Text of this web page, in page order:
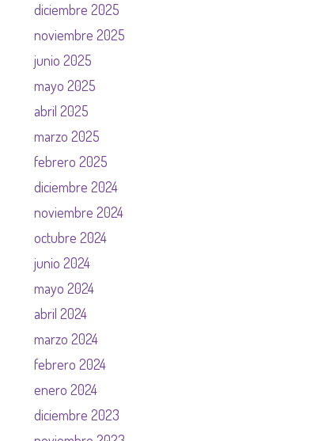
diciembre 2025
noviembre 2025
junio 2025
mayo 2025
abril 2025
marzo 2025
febrero 2025
diciembre 2024
noviembre 2024
octubre 2024
junio 2024
mayo 2024
abril 2024
marzo 2024
febrero 2024
enero 2024
diciembre 2023